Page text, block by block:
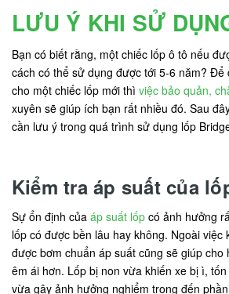
LƯU Ý KHI SỬ
Bạn có biết rằng, một chiếc lốp ô tô nếu
cách có thể sử dụng được tới 5-6 năm? Để
cho một chiếc lốp mới thì việc bảo quản,
xuyên sẽ giúp ích bạn rất nhiều đó. Sau
cần lưu ý trong quá trình sử dụng lốp
Kiểm tra áp suất của
Sự ổn định của áp suất lốp có ảnh hưởng
lốp có được bền lâu hay không. Ngoài việc
được bơm chuẩn áp suất cũng sẽ giúp
êm ái hơn. Lốp bị non vừa khiến xe bị ì,
vừa gây ảnh hưởng nghiểm trọng đến